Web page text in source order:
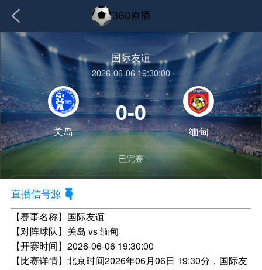
国际友谊
2026-06-06 19:30:00
关岛
0-0
缅甸
已完赛
直播信号源
【赛事名称】 国际友谊
【对阵球队】 关岛 vs 缅甸
【开赛时间】2026-06-06 19:30:00
【比赛详情】北京时间2026年06月06日 19:30分，国际友